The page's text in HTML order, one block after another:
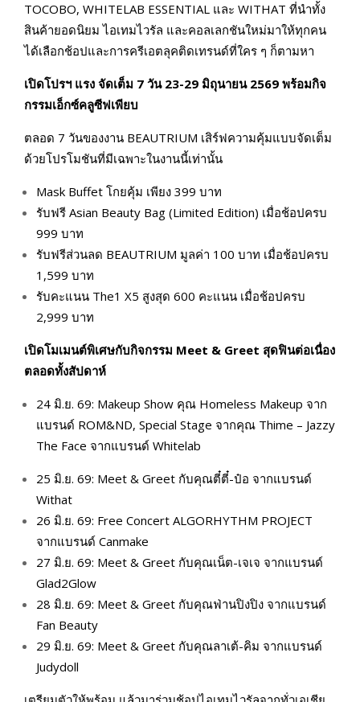
TOCOBO, WHITELAB ESSENTIAL และ WITHAT ที่นำทั้ง
สินค้ายอดนิยม ไอเทมไวรัล และคอลเลกชันใหม่มาให้ทุกคน
ได้เลือกช้อปและการครีเอตลุคติดเทรนด์ที่ใคร ๆ ก็ตามหา
เปิดโปรฯ แรง จัดเต็ม 7 วัน 23-29 มิถุนายน 2569 พร้อมกิจ
กรรมเอ็กซ์คลูซีฟเพียบ
ตลอด 7 วันของงาน BEAUTRIUM เสิร์ฟความคุ้มแบบจัดเต็ม
ด้วยโปรโมชันที่มีเฉพาะในงานนี้เท่านั้น
Mask Buffet โกยคุ้ม เพียง 399 บาท
รับฟรี Asian Beauty Bag (Limited Edition) เมื่อช้อปครบ
999 บาท
รับฟรีส่วนลด BEAUTRIUM มูลค่า 100 บาท เมื่อช้อปครบ
1,599 บาท
รับคะแนน The1 X5 สูงสุด 600 คะแนน เมื่อช้อปครบ
2,999 บาท
เปิดโมเมนต์พิเศษกับกิจกรรม Meet & Greet สุดฟินต่อเนื่อง
ตลอดทั้งสัปดาห์
24 มิ.ย. 69: Makeup Show คุณ Homeless Makeup จาก
แบรนด์ ROM&ND, Special Stage จากคุณ Thime – Jazzy
The Face จากแบรนด์ Whitelab
25 มิ.ย. 69: Meet & Greet กับคุณตี๋ตี๋-ป๋อ จากแบรนด์
Withat
26 มิ.ย. 69: Free Concert ALGORHYTHM PROJECT
จากแบรนด์ Canmake
27 มิ.ย. 69: Meet & Greet กับคุณเน็ต-เจเจ จากแบรนด์
Glad2Glow
28 มิ.ย. 69: Meet & Greet กับคุณฟ่านปิงปิง จากแบรนด์
Fan Beauty
29 มิ.ย. 69: Meet & Greet กับคุณลาเต้-คิม จากแบรนด์
Judydoll